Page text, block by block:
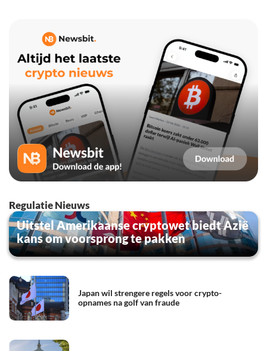
Regulatie Nieuws
Uitstel Amerikaanse cryptowet biedt Azië
kans om voorsprong te pakken
Japan wil strengere regels voor crypto-
opnames na golf van fraude